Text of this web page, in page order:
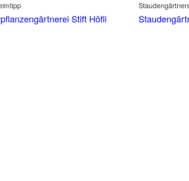
Stift Höfli